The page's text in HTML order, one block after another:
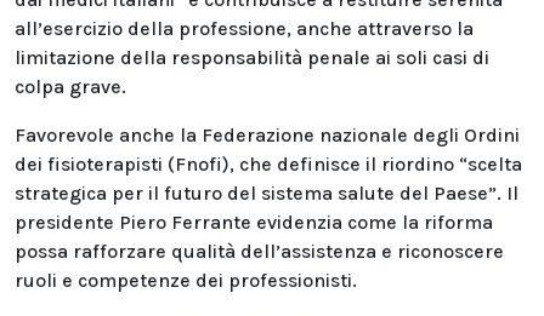
all’esercizio della professione, anche attraverso la
limitazione della responsabilità penale ai soli casi di
colpa grave.
Favorevole anche la Federazione nazionale degli Ordini
dei fisioterapisti (Fnofi), che definisce il riordino “scelta
strategica per il futuro del sistema salute del Paese”. Il
presidente Piero Ferrante evidenzia come la riforma
possa rafforzare qualità dell’assistenza e riconoscere
ruoli e competenze dei professionisti.